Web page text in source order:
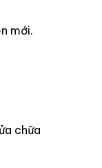
mới.
chữa